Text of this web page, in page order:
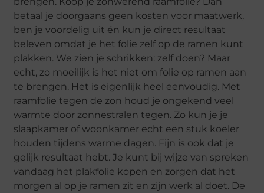
betaal je doorgaans geen kosten voor maatwerk,
ben je voordelig uit én kun je direct resultaat
beleven omdat je het folie zelf op de ramen kunt
plakken. We zien je schrikken: zelf doen? Maar
echt, zo moeilijk is het niet om folie op ramen aan
te brengen. Het is eigenlijk heel eenvoudig. Met
raamfolie tegen de zon houd je ongekend veel
warmte door zonnestralen tegen. Zo kun je je
slaapkamer of woonkamer echt een stuk koeler
houden tijdens warme dagen. Fijn is ook dat je
gelijk resultaat hebt. Je kunt bij wijze van spreken
vandaag het plakfolie kopen en zorgen dat het
morgen al op je ramen zit en zijn werk al doet. De